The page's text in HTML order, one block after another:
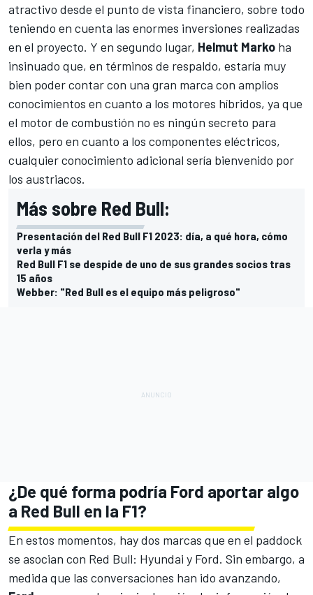
atractivo desde el punto de vista financiero, sobre todo
teniendo en cuenta las enormes inversiones realizadas
en el proyecto. Y en segundo lugar, Helmut Marko ha
insinuado que, en términos de respaldo, estaría muy
bien poder contar con una gran marca con amplios
conocimientos en cuanto a los motores híbridos, ya que
el motor de combustión no es ningún secreto para
ellos, pero en cuanto a los componentes eléctricos,
cualquier conocimiento adicional sería bienvenido por
los austriacos.
Más sobre Red Bull:
Presentación del Red Bull F1 2023: día, a qué hora, cómo
verla y más
Red Bull F1 se despide de uno de sus grandes socios tras
15 años
Webber: "Red Bull es el equipo más peligroso"
¿De qué forma podría Ford aportar algo
a Red Bull en la F1?
En estos momentos, hay dos marcas que en el paddock
se asocian con Red Bull: Hyundai y Ford. Sin embargo, a
medida que las conversaciones han ido avanzando,